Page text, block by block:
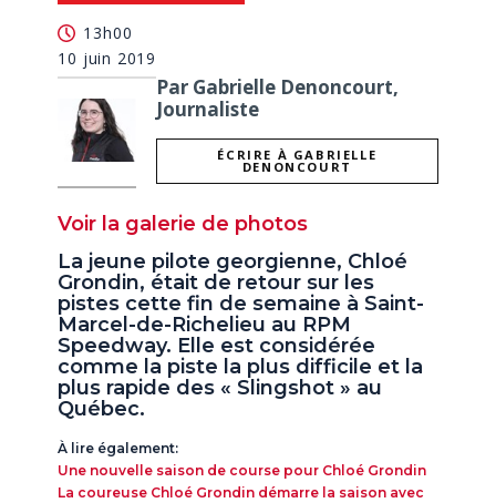
13h00
10 juin 2019
Par Gabrielle Denoncourt,
Journaliste
ÉCRIRE À GABRIELLE
DENONCOURT
Voir la galerie de photos
La jeune pilote georgienne, Chloé
Grondin, était de retour sur les
pistes cette fin de semaine à Saint-
Marcel-de-Richelieu au RPM
Speedway. Elle est considérée
comme la piste la plus difficile et la
plus rapide des « Slingshot » au
Québec.
À lire également:
Une nouvelle saison de course pour Chloé Grondin
La coureuse Chloé Grondin démarre la saison avec